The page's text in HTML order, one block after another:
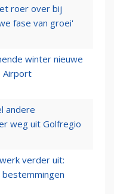
roer over bij
fase van groei'
winter nieuwe
Airport
andere
weg uit Golfregio
verder uit: